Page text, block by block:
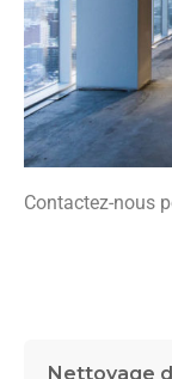
Nettoyage
Contactez-nous